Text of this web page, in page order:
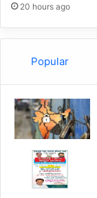
20 hours ago
Popular